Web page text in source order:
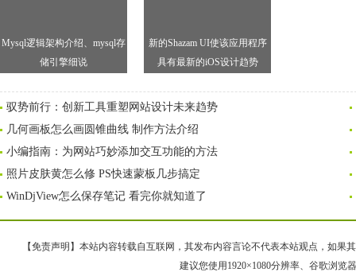
Mysql逻辑架构介绍、mysql存
储引擎细说
新的Shazam UI使该应用程序
具有最新的iOS设计趋势
驭势前行：创新工具重塑网站设计未来趋势
几何画板怎么画圆锥曲线 制作方法介绍
小编指南：为网站巧妙添加交互功能的方法
照片皮肤黄怎么修 PS快速蒙板几步搞定
WinDjView怎么保存笔记 看完你就知道了
【免责声明】本站内容转载自互联网，其发布内容言论不代表本站观点，如果
建议您使用1920×1080分辨率、谷歌浏览